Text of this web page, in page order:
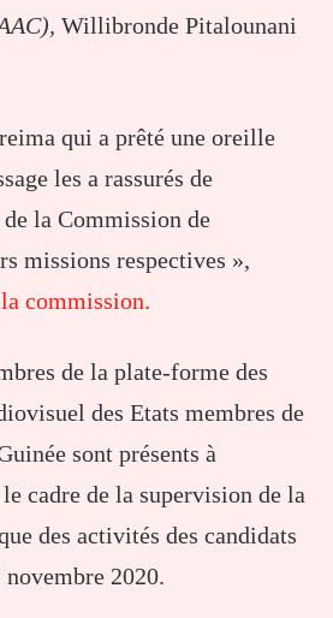
Willibronde Pitalounani
qui a prêté une oreille
les a rassurés de
la Commission de
missions respectives »,
commission.
de la plate-forme des
des Etats membres de
sont présents à
cadre de la supervision de la
des activités des candidats
2020.